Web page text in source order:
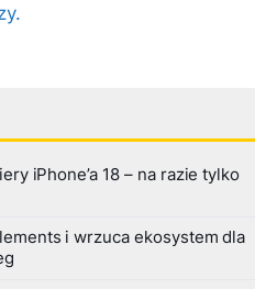
iPhone’a 18 – na razie tylko
i wrzuca ekosystem dla